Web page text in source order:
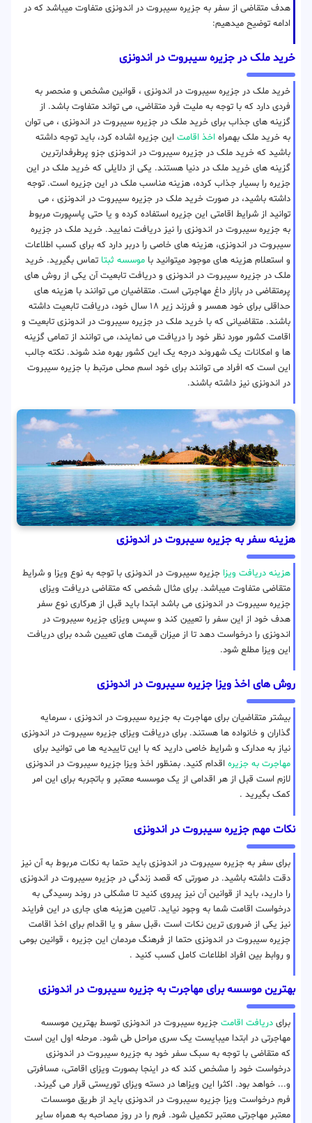
هدف متقاضی از سفر به جزیره سیبروت در اندونزی متفاوت میباشد که در
ادامه توضیح میدهیم:
خرید ملک در جزیره سیبروت در اندونزی
خرید ملک در جزیره سیبروت در اندونزی ، قوانین مشخص و منحصر به
فردی دارد که با توجه به ملیت فرد متقاضی، می تواند متفاوت باشد. از
گزینه های جذاب برای خرید ملک در جزیره سیبروت در اندونزی ، می توان
به خرید ملک بهمراه اخذ اقامت این جزیره اشاده کرد، باید توجه داشته
باشید که خرید ملک در جزیره سیبروت در اندونزی جزو پرطرفدارترین
گزینه های خرید ملک در دنیا هستند. یکی از دلایلی که خرید ملک در این
جزیره را بسیار جذاب کرده، هزینه مناسب ملک در این جزیره است. توجه
داشته باشید، در صورت خرید ملک در جزیره سیبروت در اندونزی ، می
توانید از شرایط اقامتی این جزیره استفاده کرده و یا حتی پاسپورت مربوط
به جزیره سیبروت در اندونزی را نیز دریافت نمایید. خرید ملک در جزیره
سیبروت در اندونزی، هزینه های خاصی را دربر دارد که برای کسب اطلاعات
و استعلام هزینه های موجود میتوانید با موسسه ثبتا تماس بگیرید. خرید
ملک در جزیره سیبروت در اندونزی و دریافت تابعیت آن یکی از روش های
پرمتقاضی در بازار داغ مهاجرتی است. متقاضیان می توانند با هزینه های
حداقلی برای خود همسر و فرزند زیر ۱۸ سال خود، دریافت تابعیت داشته
باشند. متقاضیانی که با خرید ملک در جزیره سیبروت در اندونزی تابعیت و
اقامت کشور مورد نظر خود را دریافت می نمایند، می توانند از تمامی گزینه
ها و امکانات یک شهروند درجه یک این کشور بهره مند شوند. نکته جالب
این است که افراد می توانند برای خود اسم محلی مرتبط با جزیره سیبروت
در اندونزی نیز داشته باشند.
هزینه سفر به جزیره سیبروت در اندونزی
هزینه دریافت ویزا جزیره سیبروت در اندونزی با توجه به نوع ویزا و شرایط
متقاضی متفاوت میباشد. برای مثال شخصی که متقاضی دریافت ویزای
جزیره سیبروت در اندونزی می باشد ابتدا باید قبل از هرکاری نوع سفر
هدف خود از این سفر را تعیین کند و سپس ویزای جزیره سیبروت در
اندونزی را درخواست دهد تا از میزان قیمت های تعیین شده برای دریافت
این ویزا مطلع شود.
روش های اخذ ویزا جزیره سیبروت در اندونزی
بیشتر متقاضیان برای مهاجرت به جزیره سیبروت در اندونزی ، سرمایه
گذاران و خانواده ها هستند. برای دریافت ویزای جزیره سیبروت در اندونزی
نیاز به مدارک و شرایط خاصی دارید که با این تاییدیه ها می توانید برای
مهاجرت به جزیره اقدام کنید. بمنظور اخذ ویزا جزیره سیبروت در اندونزی
لازم است قبل از هر اقدامی از یک موسسه معتبر و باتجربه برای این امر
کمک بگیرید .
نکات مهم جزیره سیبروت در اندونزی
برای سفر به جزیره سیبروت در اندونزی باید حتما به نکات مربوط به آن نیز
دقت داشته باشید. در صورتی که قصد زندگی در جزیره سیبروت در اندونزی
را دارید، باید از قوانین آن نیز پیروی کنید تا مشکلی در روند رسیدگی به
درخواست اقامت شما به وجود نیاید. تامین هزینه های جاری در این فرایند
نیز یکی از ضروری ترین نکات است ،قبل سفر و یا اقدام برای اخذ اقامت
جزیره سیبروت در اندونزی حتما از فرهنگ مردمان این جزیره ، قوانین بومی
و روابط بین افراد اطلاعات کامل کسب کنید .
بهترین موسسه برای مهاجرت به جزیره سیبروت در اندونزی
برای دریافت اقامت جزیره سیبروت در اندونزی توسط بهترین موسسه
مهاجرتی در ابتدا میبایست یک سری مراحل طی شود. مرحله اول این است
که متقاضی با توجه به سبک سفر خود به جزیره سیبروت در اندونزی
درخواست خود را مشخص کند که در اینجا بصورت ویزای اقامتی، مسافرتی
و... خواهد بود. اکثرا این ویزاها در دسته ویزای توریستی قرار می گیرند.
فرم درخواست ویزا جزیره سیبروت در اندونزی باید از طریق موسسات
معتبر مهاجرتی معتبر تکمیل شود. فرم را در روز مصاحبه به همراه سایر